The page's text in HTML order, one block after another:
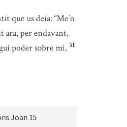
que us deia: “Me’n
ara, per endavant,
poder sobre mi, 31
Joan 15